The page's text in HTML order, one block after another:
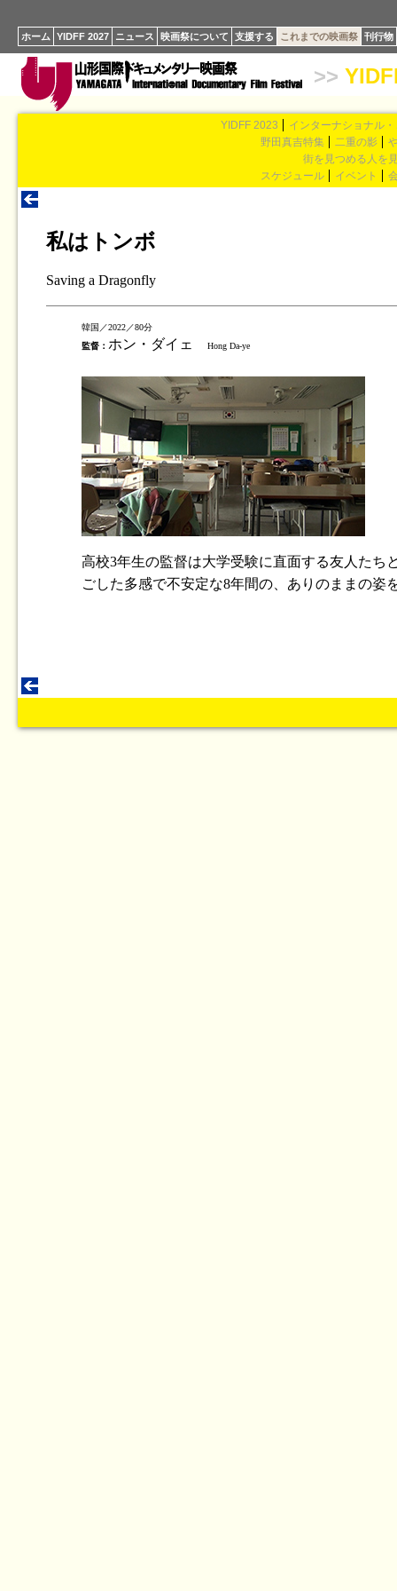
ホーム YIDFF 2027 ニュース 映画祭について 支援する これまでの映画祭 刊行物
>>
YIDFF 2023
インターナショナル
野田真吉特集
二重の影
街を見つめる人を
スケジュール
イベント
私はトンボ
Saving a Dragonfly
韓国／2022／80分
監督： ホン・ダイェ Hong Da-ye
高校3年生の監督は大学受験に直面する友人たち
ごした多感で不安定な8年間の、ありのままの姿